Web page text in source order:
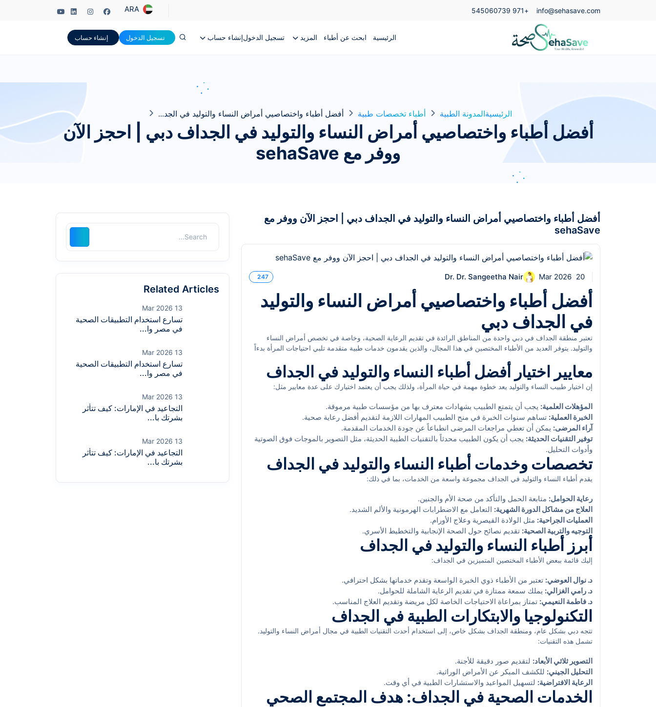
info@sehasave.com
+971 545060739
ARA
الرئيسية ابحث عن أطباء المزيد تسجيل الدخولإنشاء حساب تسجيل الدخول إنشاء حساب
الرئيسيةالمدونة الطبية أطباء تخصصات طبية أفضل أطباء واختصاصيي أمراض النساء والتوليد في الجد...
أفضل أطباء واختصاصيي أمراض النساء والتوليد في الجداف دبي | احجز الآن
ووفر مع sehaSave
أفضل أطباء واختصاصيي أمراض النساء والتوليد في الجداف دبي | احجز الآن ووفر مع
sehaSave
20 Mar 2026
Dr. Dr. Sangeetha Nair
247
أفضل أطباء واختصاصيي أمراض النساء والتوليد
في الجداف دبي
تعتبر منطقة الجداف في دبي واحدة من المناطق الرائدة في تقديم الرعاية الصحية، وخاصة في تخصص أمراض النساء
والتوليد. يتوفر العديد من الأطباء المختصين في هذا المجال، والذين يقدمون خدمات طبية متقدمة تلبي احتياجات المرأة بدءاً
معايير اختيار أفضل أطباء النساء والتوليد في الجداف
إن اختيار طبيب النساء والتوليد يعد خطوة مهمة في حياة المرأة، ولذلك يجب أن يعتمد اختيارك على عدة معايير مثل:
المؤهلات العلمية: يجب أن يتمتع الطبيب بشهادات معترف بها من مؤسسات طبية مرموقة.
الخبرة العملية: تساهم سنوات الخبرة في منح الطبيب المهارات اللازمة لتقديم أفضل رعاية صحية.
آراء المرضى: يمكن أن تعطي مراجعات المرضى انطباعاً عن جودة الخدمات المقدمة.
توفير التقنيات الحديثة: يجب أن يكون الطبيب محدثاً بالتقنيات الطبية الحديثة، مثل التصوير بالموجات فوق الصوتية
وأدوات التحليل.
تخصصات وخدمات أطباء النساء والتوليد في الجداف
يقدم أطباء النساء والتوليد في الجداف مجموعة واسعة من الخدمات، بما في ذلك:
رعاية الحوامل: متابعة الحمل والتأكد من صحة الأم والجنين.
العلاج من مشاكل الدورة الشهرية: التعامل مع الاضطرابات الهرمونية والألم الشديد.
العمليات الجراحية: مثل الولادة القيصرية وعلاج الأورام.
التوجيه والتربية الصحية: تقديم نصائح حول الصحة الإنجابية والتخطيط الأسري.
أبرز أطباء النساء والتوليد في الجداف
إليك قائمة ببعض الأطباء المختصين المتميزين في الجداف:
د. نوال العوضي: تعتبر من الأطباء ذوي الخبرة الواسعة وتقدم خدماتها بشكل احترافي.
د. رامي الغزالي: يملك سمعة ممتازة في تقديم الرعاية الشاملة للحوامل.
د. فاطمة النعيمي: تمتاز بمراعاة الاحتياجات الخاصة لكل مريضة وتقديم العلاج المناسب.
التكنولوجيا والابتكارات الطبية في الجداف
تتجه دبي بشكل عام، ومنطقة الجداف بشكل خاص، إلى استخدام أحدث التقنيات الطبية في مجال أمراض النساء والتوليد.
تشمل هذه التقنيات:
التصوير ثلاثي الأبعاد: لتقديم صور دقيقة للأجنة.
التحليل الجيني: للكشف المبكر عن الأمراض الوراثية.
الرعاية الافتراضية: لتسهيل المواعيد والاستشارات الطبية في أي وقت.
الخدمات الصحية في الجداف: هدف المجتمع الصحي
Related Articles
13 Mar 2026
تسارع استخدام التطبيقات الصحية
في مصر وا...
13 Mar 2026
تسارع استخدام التطبيقات الصحية
في مصر وا...
13 Mar 2026
التجاعيد في الإمارات: كيف تتأثر
بشرتك با...
13 Mar 2026
التجاعيد في الإمارات: كيف تتأثر
بشرتك با...